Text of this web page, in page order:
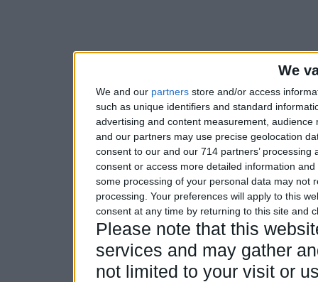
We
We and our partners store and/or access
such as unique identifiers and standard
advertising and content measurement,
and our partners may use precise geolocation
consent to our and our 714 partners’
consent or access more detailed information
some processing of your personal data may not
processing. Your preferences will apply to this
consent at any time by returning to this site and
Please note that this
services and may gather
not limited to your visit or